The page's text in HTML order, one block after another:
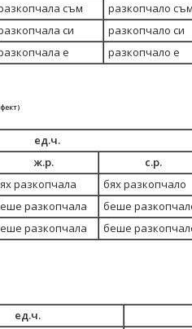
съм
разкопчало
си
разкопчало си
е разкопчало е
ед.ч.
ж.р.
с.р.
разкопчала
бях разкопчало
разкопчала
беше
разкопчала беше
ед.ч.